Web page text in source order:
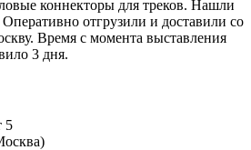
коннекторы для треков. Нашли
отгрузили и доставили со
Время с момента выставления
3 дня.
5